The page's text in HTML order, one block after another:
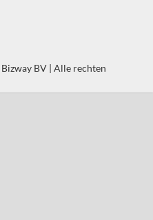
Bizway BV | Alle rechten